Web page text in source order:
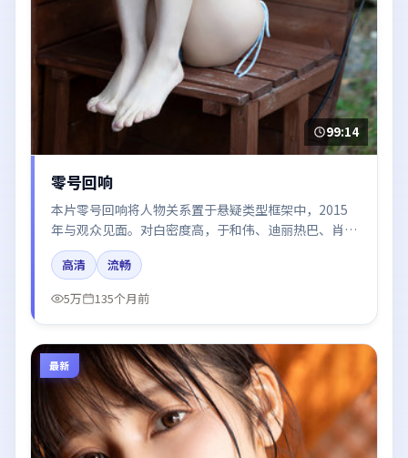
99:14
零号回响
本片零号回响将人物关系置于悬疑类型框架中，2015
年与观众见面。对白密度高，于和伟、迪丽热巴、肖
战、王凯、秦海璐的台词节奏值得关注；整体气质偏中
国大陆都市与冷色调摄影。
高清
流畅
5万
135个月前
最新